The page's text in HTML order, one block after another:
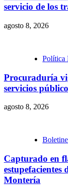
servicio de los
agosto 8, 2026
Política
Procuraduría
servicios
agosto 8, 2026
Capturado en
estupefacientes
Montería